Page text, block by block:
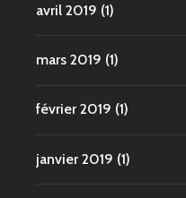
avril 2019 (1)
mars 2019 (1)
février 2019 (1)
janvier 2019 (1)